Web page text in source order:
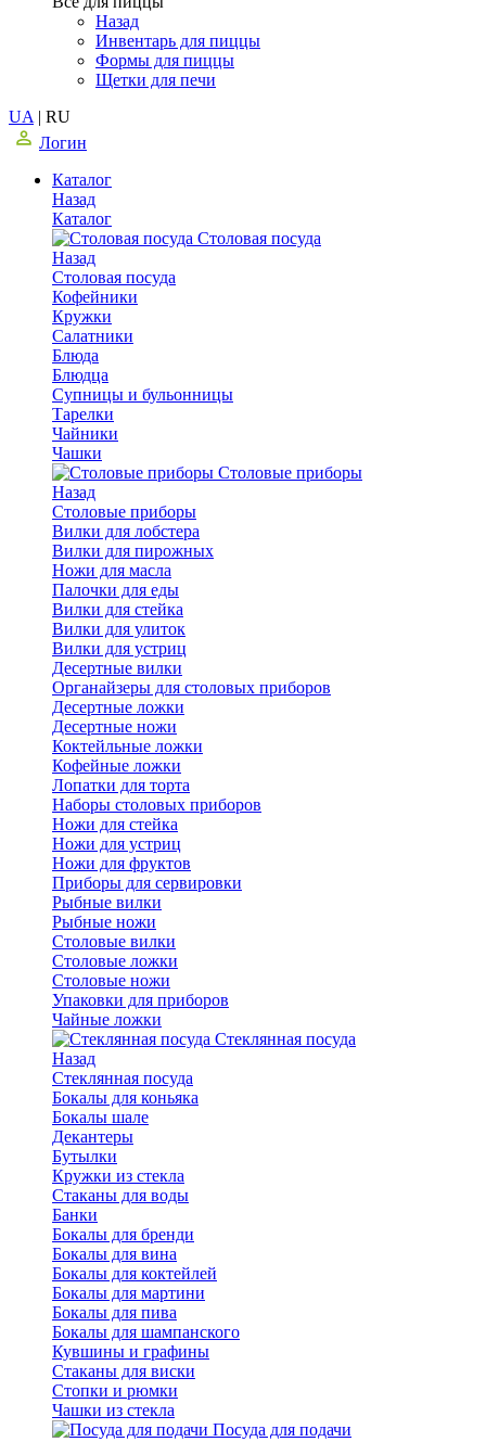
Назад
Инвентарь для пиццы
Формы для пиццы
Щетки для печи
UA | RU
Логин
Каталог
Назад
Каталог
Столовая посуда
Назад
Столовая посуда
Кофейники
Кружки
Салатники
Блюда
Блюдца
Супницы и бульонницы
Тарелки
Чайники
Чашки
Cтоловые приборы
Назад
Cтоловые приборы
Вилки для лобстера
Вилки для пирожных
Ножи для масла
Палочки для еды
Вилки для стейка
Вилки для улиток
Вилки для устриц
Десертные вилки
Органайзеры для столовых приборов
Десертные ложки
Десертные ножи
Коктейльные ложки
Кофейные ложки
Лопатки для торта
Наборы столовых приборов
Ножи для стейка
Ножи для устриц
Ножи для фруктов
Приборы для сервировки
Рыбные вилки
Рыбные ножи
Столовые вилки
Столовые ложки
Столовые ножи
Упаковки для приборов
Чайные ложки
Стеклянная посуда
Назад
Стеклянная посуда
Бокалы для коньяка
Бокалы шале
Декантеры
Бутылки
Кружки из стекла
Стаканы для воды
Банки
Бокалы для бренди
Бокалы для вина
Бокалы для коктейлей
Бокалы для мартини
Бокалы для пива
Бокалы для шампанского
Кувшины и графины
Стаканы для виски
Стопки и рюмки
Чашки из стекла
Посуда для подачи